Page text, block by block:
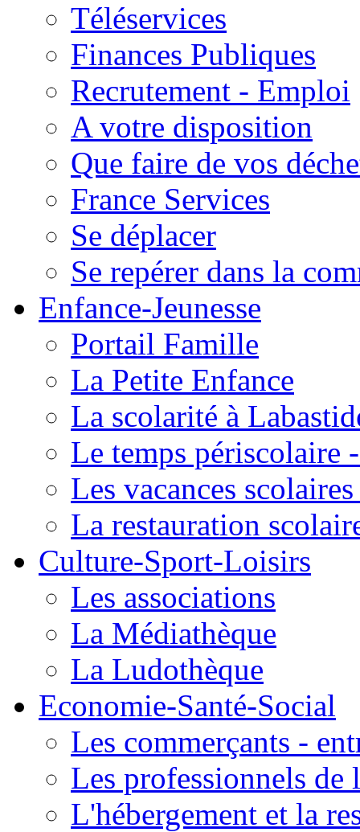
Téléservices
Finances Publiques
Recrutement - Emploi
A votre disposition
Que faire de vos
France Services
Se déplacer
Se repérer dans la
Enfance-Jeunesse
Portail Famille
La Petite Enfance
La scolarité à
Le temps périscolaire
Les vacances
La restauration
Culture-Sport-Loisirs
Les associations
La Médiathèque
La Ludothèque
Economie-Santé-Social
Les commerçants -
Les professionnels de
L'hébergement et la